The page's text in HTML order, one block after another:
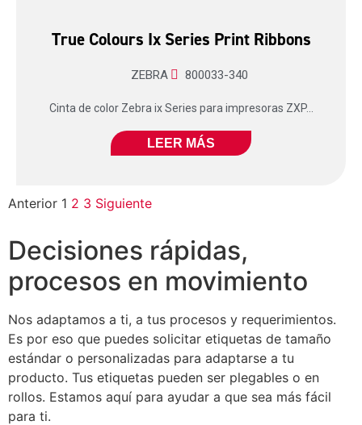
True Colours Ix Series Print Ribbons
ZEBRA 800033-340
Cinta de color Zebra ix Series para impresoras ZXP...
LEER MÁS
Anterior 1 2 3 Siguiente
Decisiones rápidas,
procesos en movimiento
Nos adaptamos a ti, a tus procesos y requerimientos.
Es por eso que puedes solicitar etiquetas de tamaño
estándar o personalizadas para adaptarse a tu
producto. Tus etiquetas pueden ser plegables o en
rollos. Estamos aquí para ayudar a que sea más fácil
para ti.